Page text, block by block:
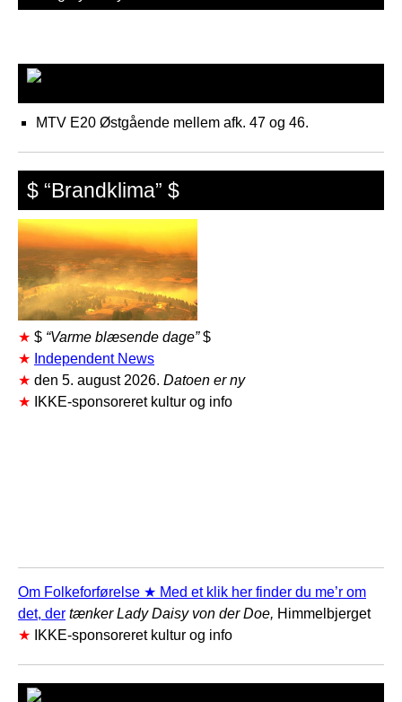
MTV E20 Østgående mellem afk. 47 og 46.
$ “Brandklima” $
★ $ “Varme blæsende dage”$
★ Independent News
★ den 5. august 2026. Datoen er ny
★
IKKE-sponsoreret kultur og info
Om Folkeforførelse ★ Med et klik her finder du me’r om
det, der tænker Lady Daisy von der Doe, Himmelbjerget
★
IKKE-sponsoreret kultur og info